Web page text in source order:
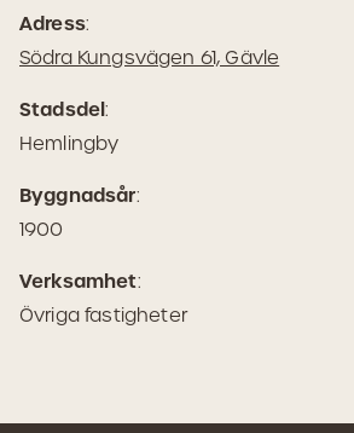
Adress:
Södra Kungsvägen 61, Gävle
Stadsdel:
Hemlingby
Byggnadsår:
1900
Verksamhet:
Övriga fastigheter